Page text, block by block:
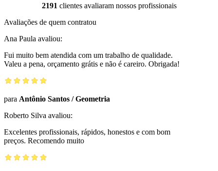
2191 clientes avaliaram nossos profissionais
Avaliações de quem contratou
Ana Paula avaliou:
Fui muito bem atendida com um trabalho de qualidade.
Valeu a pena, orçamento grátis e não é careiro. Obrigada!
para Antônio Santos /Geometria
Roberto Silva avaliou:
Excelentes profissionais, rápidos, honestos e com bom
preços. Recomendo muito